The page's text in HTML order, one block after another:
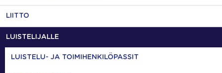
LIITTO
LUISTELIJALLE
LUISTELU- JA TOIMIHENKILÖPASSIT